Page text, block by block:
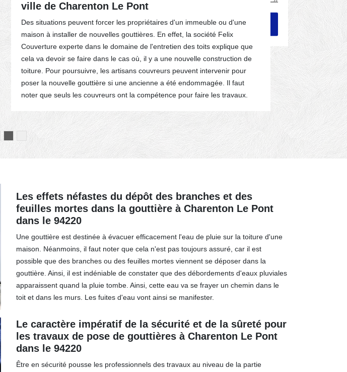
ville de Charenton Le Pont
Des situations peuvent forcer les propriétaires d'un immeuble ou d'une
maison à installer de nouvelles gouttières. En effet, la société Felix
Couverture experte dans le domaine de l'entretien des toits explique que
cela va devoir se faire dans le cas où, il y a une nouvelle construction de
toiture. Pour poursuivre, les artisans couvreurs peuvent intervenir pour
poser la nouvelle gouttière si une ancienne a été endommagée. Il faut
noter que seuls les couvreurs ont la compétence pour faire les travaux.
D'après les
nettoyage
est utile que
d'évacuation
la toiture
sont longues
varier ces
Les effets néfastes du dépôt des branches et des
feuilles mortes dans la gouttière à Charenton Le Pont
dans le 94220
Une gouttière est destinée à évacuer efficacement l'eau de pluie sur la toiture d'une
maison. Néanmoins, il faut noter que cela n'est pas toujours assuré, car il est
possible que des branches ou des feuilles mortes viennent se déposer dans la
gouttière. Ainsi, il est indéniable de constater que des débordements d'eaux pluviales
apparaissent quand la pluie tombe. Ainsi, cette eau va se frayer un chemin dans le
toit et dans les murs. Les fuites d'eau vont ainsi se manifester.
Le caractère impératif de la sécurité et de la sûreté pour
les travaux de pose de gouttières à Charenton Le Pont
dans le 94220
Être en sécurité pousse les professionnels des travaux au niveau de la partie